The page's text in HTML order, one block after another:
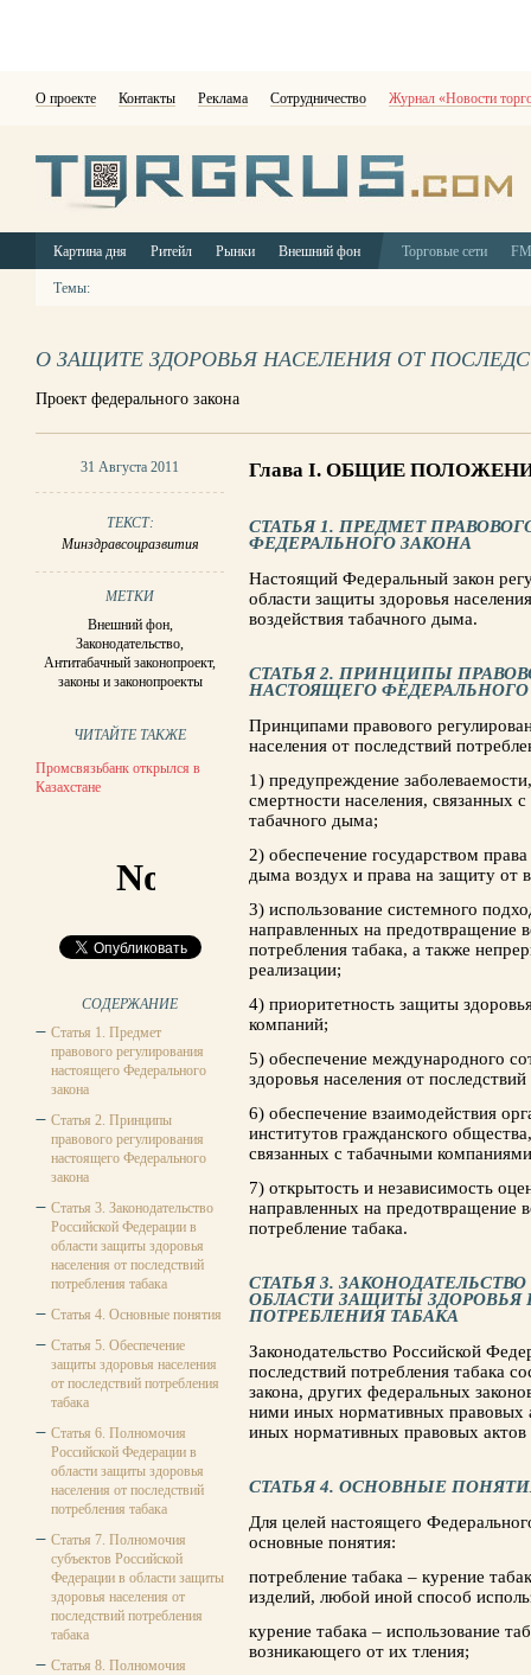
О проекте Контакты Реклама Сотрудничество Журнал «Новости
Картина дня Ритейл Рынки Внешний фон Торговые сети
Темы:
О ЗАЩИТЕ ЗДОРОВЬЯ НАСЕЛЕНИЯ ОТ
Проект федерального закона
31 Августа 2011
ТЕКСТ:
Минздравсоцразвития
МЕТКИ
Внешний фон,
Законодательство,
Антитабачный законопроект,
законы и законопроекты
ЧИТАЙТЕ ТАКЖЕ
Промсвязьбанк открылся в
Казахстане
СОДЕРЖАНИЕ
Статья 1. Предмет
правового регулирования
настоящего Федерального
закона
Статья 2. Принципы
правового регулирования
настоящего Федерального
закона
Статья 3. Законодательство
Российской Федерации в
области защиты здоровья
населения от последствий
потребления табака
Статья 4. Основные понятия
Статья 5. Обеспечение
защиты здоровья населения
от последствий потребления
табака
Статья 6. Полномочия
Российской Федерации в
области защиты здоровья
населения от последствий
потребления табака
Статья 7. Полномочия
субъектов Российской
Федерации в области защиты
здоровья населения от
последствий потребления
табака
Статья 8. Полномочия
Глава I. ОБЩИЕ
СТАТЬЯ 1. ПРЕДМЕТ
ФЕДЕРАЛЬНОГО ЗАКОНА
Настоящий Федеральный закон
области защиты здоровья
воздействия табачного дыма.
СТАТЬЯ 2. ПРИНЦИПЫ
НАСТОЯЩЕГО ФЕДЕРАЛЬНОГО
Принципами правового
населения от последствий
1) предупреждение
смертности населения, связанных
табачного дыма;
2) обеспечение государством
дыма воздух и права на защиту от
3) использование системного
направленных на предотвращение
потребления табака, а также
реализации;
4) приоритетность защиты
компаний;
5) обеспечение международного
здоровья населения от
6) обеспечение взаимодействия
институтов гражданского
связанных с табачными
7) открытость и независимость
направленных на предотвращение
потребление табака.
СТАТЬЯ 3.
ОБЛАСТИ ЗАЩИТЫ ЗДОРОВЬЯ
ПОТРЕБЛЕНИЯ ТАБАКА
Законодательство Российской
последствий потребления табака
закона, других федеральных
ними иных нормативных правовых
иных нормативных правовых
СТАТЬЯ 4. ОСНОВНЫЕ
Для целей настоящего
основные понятия:
потребление табака – курение
изделий, любой иной способ
курение табака – использование
возникающего от их тления;